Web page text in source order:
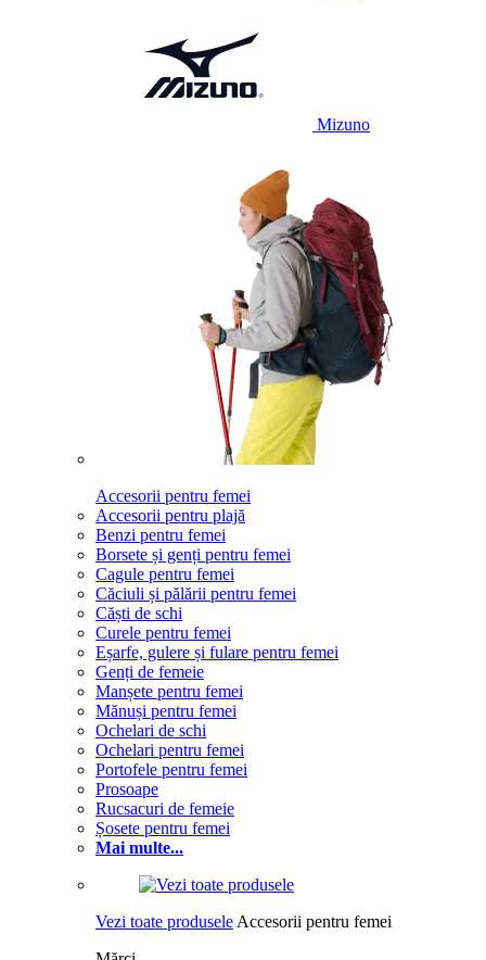
Mizuno
Accesorii pentru femei
Accesorii pentru plajă
Benzi pentru femei
Borsete și genți pentru femei
Cagule pentru femei
Căciuli și pălării pentru femei
Căști de schi
Curele pentru femei
Eșarfe, gulere și fulare pentru femei
Genți de femeie
Manșete pentru femei
Mănuși pentru femei
Ochelari de schi
Ochelari pentru femei
Portofele pentru femei
Prosoape
Rucsacuri de femeie
Șosete pentru femei
Mai multe...
Vezi toate produsele Accesorii pentru femei